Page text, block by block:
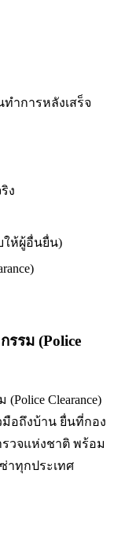
ทำการหลังเสร็จ
ง
ห้ผู้อื่นยื่น)
รรม (Police
Clearance)
อถึงบ้าน ยื่นที่กอง
วจแห่งชาติ พร้อม
าทุกประเทศ